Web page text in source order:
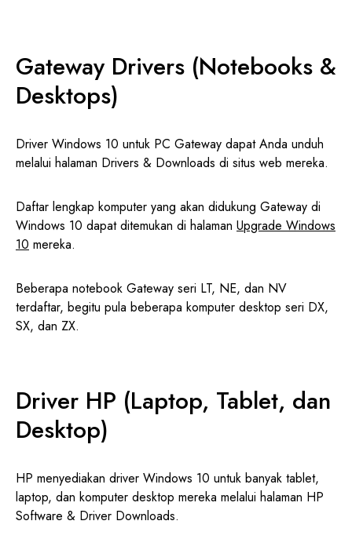
Gateway Drivers (Notebooks &
Desktops)
Driver Windows 10 untuk PC Gateway dapat Anda unduh
melalui halaman Drivers & Downloads di situs web mereka.
Daftar lengkap komputer yang akan didukung Gateway di
Windows 10 dapat ditemukan di halaman Upgrade Windows
10 mereka.
Beberapa notebook Gateway seri LT, NE, dan NV
terdaftar, begitu pula beberapa komputer desktop seri DX,
SX, dan ZX.
Driver HP (Laptop, Tablet, dan
Desktop)
HP menyediakan driver Windows 10 untuk banyak tablet,
laptop, dan komputer desktop mereka melalui halaman HP
Software & Driver Downloads.